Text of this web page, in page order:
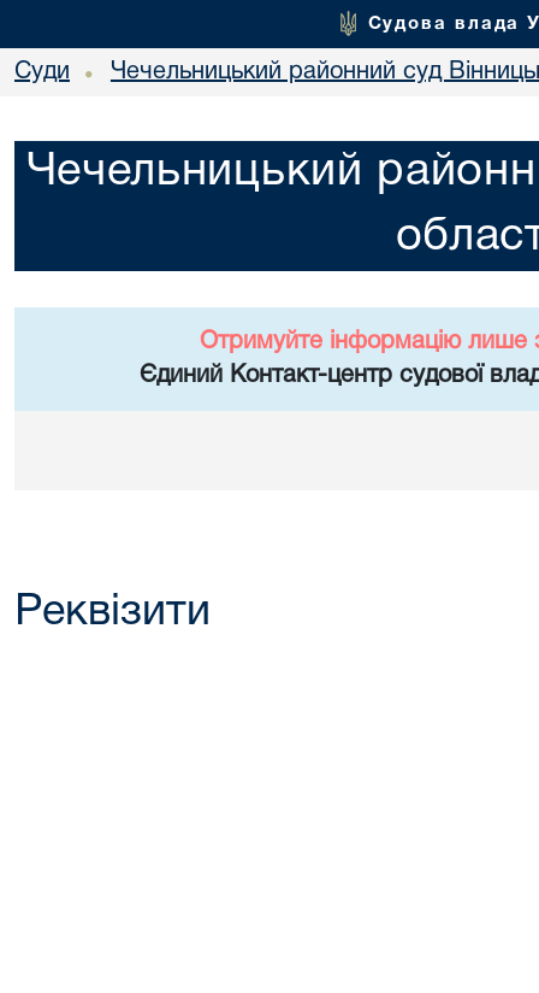
Судова влада
Суди • Чечельницький районний суд
Чечельницький
Отримуйте інформацію лише
Єдиний Контакт-центр судової
Реквізити